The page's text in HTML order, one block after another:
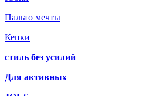
Пальто мечты
Кепки
стиль без усилий
Для активных